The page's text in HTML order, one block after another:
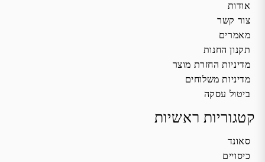
אודות
צור קשר
מאמרים
תקנון החנות
מדיניות החזרת מוצר
מדיניות משלוחים
ביטול עסקה
קטגוריות ראשיות
סאונד
כיסויים